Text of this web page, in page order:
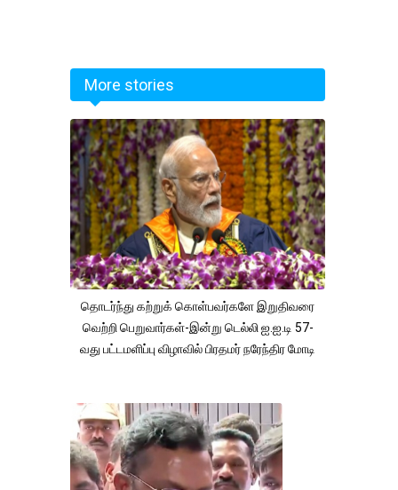
More stories
தொடர்ந்து கற்றுக் கொள்பவர்களே இறுதிவரை
வெற்றி பெறுவார்கள்-இன்று டெல்லி ஐ.ஐ.டி 57-
வது பட்டமளிப்பு விழாவில் பிரதமர் நரேந்திர மோடி